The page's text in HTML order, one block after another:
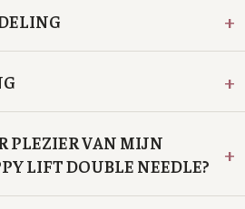
+
+
PLEZIER VAN MIJN
LIFT DOUBLE NEEDLE?
+